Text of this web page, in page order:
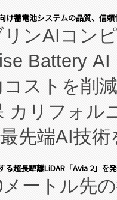
の実績ある
プ
医薬品製造
チ施設の
チェーン
高く、持
した現地生
負担を大
け蓄電池システムの品質、信
ンAIコン
Battery
ストを削
カリフォル
先端AI技術
ド：本社
と、エンタ
超長距離LiDAR「Avia 2」を
ートル先